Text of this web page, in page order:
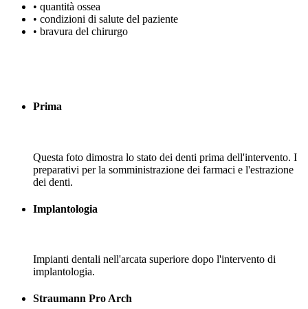
• quantità ossea
• condizioni di salute del paziente
• bravura del chirurgo
Prima
Questa foto dimostra lo stato dei denti prima dell'intervento. I
preparativi per la somministrazione dei farmaci e l'estrazione
dei denti.
Implantologia
Impianti dentali nell'arcata superiore dopo l'intervento di
implantologia.
Straumann Pro Arch